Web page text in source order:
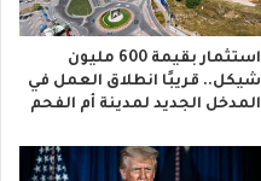
استثمار بقيمة 600 مليون
شيكل.. قريبًا انطلاق العمل في
المدخل الجديد لمدينة أم الفحم